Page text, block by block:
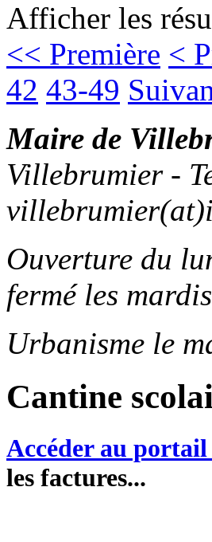
Afficher les
<< Première <
42 43-49
Maire de
Villebrumier -
Ouverture du
fermé les
Urbanisme le
Cantine
Accéder au
les factures...